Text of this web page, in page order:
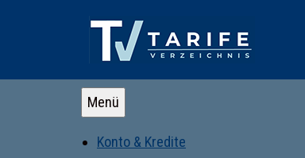
Menü
Konto & Kredite